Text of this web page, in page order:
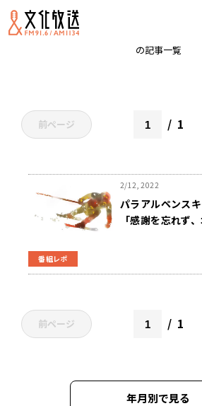
の記事一覧
前ページ 1
番組レポ
2/12, 2022
パラアルペンス
「感謝を忘れず
前ページ 1
年月別で見る